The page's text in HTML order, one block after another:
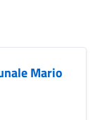
Mario